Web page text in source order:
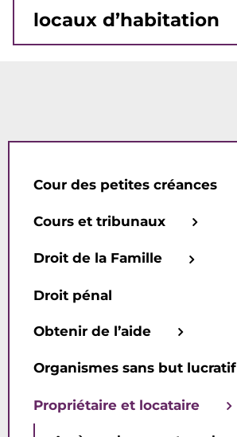
locaux d’habitation
Cour des petites créances
Cours et tribunaux
Droit de la Famille
Droit pénal
Obtenir de l’aide
Organismes sans but lucratif
Propriétaire et locataire